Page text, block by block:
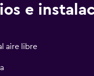
e
aire libre